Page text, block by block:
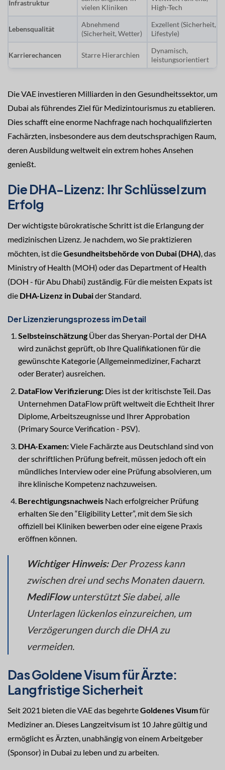
Infrastruktur
vielen Kliniken
High-Tech
Lebensqualität
Abnehmend
(Sicherheit, Wetter)
Exzellent (Sicherheit,
Lifestyle)
Karrierechancen Starre Hierarchien
Dynamisch,
leistungsorientiert
Die VAE investieren Milliarden in den Gesundheitssektor, um
Dubai als führendes Ziel für Medizintourismus zu etablieren.
Dies schafft eine enorme Nachfrage nach hochqualifizierten
Fachärzten, insbesondere aus dem deutschsprachigen Raum,
deren Ausbildung weltweit ein extrem hohes Ansehen
genießt.
Die DHA-Lizenz: Ihr Schlüssel zum
Erfolg
Der wichtigste bürokratische Schritt ist die Erlangung der
medizinischen Lizenz. Je nachdem, wo Sie praktizieren
möchten, ist dieGesundheitsbehörde von Dubai (DHA) , das
Ministry of Health (MOH) oder das Department of Health
(DOH - für Abu Dhabi) zuständig. Für die meisten Expats ist
die DHA-Lizenz in Dubaider Standard.
Der Lizenzierungsprozess im Detail
SelbsteinschätzungÜber das Sheryan-Portal der DHA
wird zunächst geprüft, ob Ihre Qualifikationen für die
gewünschte Kategorie (Allgemeinmediziner, Facharzt
oder Berater) ausreichen.
DataFlow Verifizierung:Dies ist der kritischste Teil. Das
Unternehmen DataFlow prüft weltweit die Echtheit Ihrer
Diplome, Arbeitszeugnisse und Ihrer Approbation
(Primary Source Verification - PSV).
DHA-Examen:Viele Fachärzte aus Deutschland sind von
der schriftlichen Prüfung befreit, müssen jedoch oft ein
mündliches Interview oder eine Prüfung absolvieren, um
ihre klinische Kompetenz nachzuweisen.
BerechtigungsnachweisNach erfolgreicher Prüfung
erhalten Sie den “Eligibility Letter”, mit dem Sie sich
offiziell bei Kliniken bewerben oder eine eigene Praxis
eröffnen können.
Wichtiger Hinweis:Der Prozess kann
zwischen drei und sechs Monaten dauern.
MediFlowunterstützt Sie dabei, alle
Unterlagen lückenlos einzureichen, um
Verzögerungen durch die DHA zu
vermeiden.
Das Goldene Visum für Ärzte:
Langfristige Sicherheit
Seit 2021 bieten die VAE das begehrteGoldenes Visumfür
Mediziner an. Dieses Langzeitvisum ist 10 Jahre gültig und
ermöglicht es Ärzten, unabhängig von einem Arbeitgeber
(Sponsor) in Dubai zu leben und zu arbeiten.